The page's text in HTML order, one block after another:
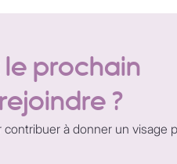
le prochain
?
contribuer à donner un visage